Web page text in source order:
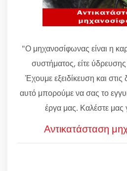
"Ο μηχανοσίφωνας είναι η
συστήματος, είτε
Έχουμε εξειδίκευση και
αυτό μπορούμε να σας το
έργα μας. Καλέστε μας
Αντικατάσταση